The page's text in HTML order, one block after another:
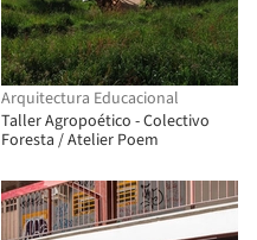
Arquitectura Educacional
Taller Agropoético - Colectivo
Foresta / Atelier Poem